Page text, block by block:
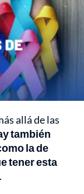
allá de las
también
la de
tener esta